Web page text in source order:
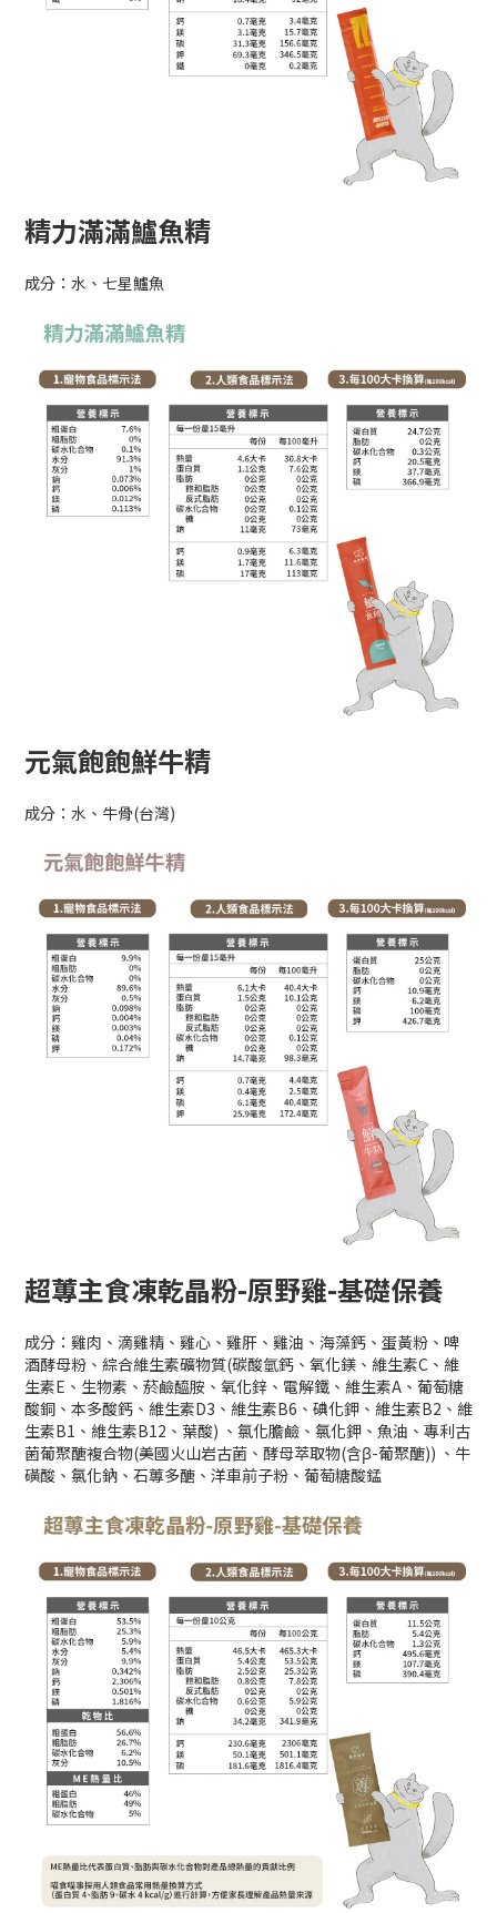
精力滿滿鱸魚精
成分：水、七星鱸魚
元氣飽飽鮮牛精
成分：水、牛骨(台灣)
超蓴主食凍乾晶粉-原野雞-基礎保養
成分：雞肉、滴雞精、雞心、雞肝、雞油、海藻鈣、蛋黃粉、啤
酒酵母粉、綜合維生素礦物質(碳酸氫鈣、氧化鎂、維生素C、維
生素E、生物素、菸鹼醯胺、氧化鋅、電解鐵、維生素A、葡萄糖
酸銅、本多酸鈣、維生素D3、維生素B6、碘化鉀、維生素B2、維
生素B1、維生素B12、葉酸) 、氯化膽鹼、氯化鉀、魚油、專利古
菌葡聚醣複合物(美國火山岩古菌、酵母萃取物(含β-葡聚醣)) 、牛
磺酸、氯化鈉、石蓴多醣、洋車前子粉、葡萄糖酸錳